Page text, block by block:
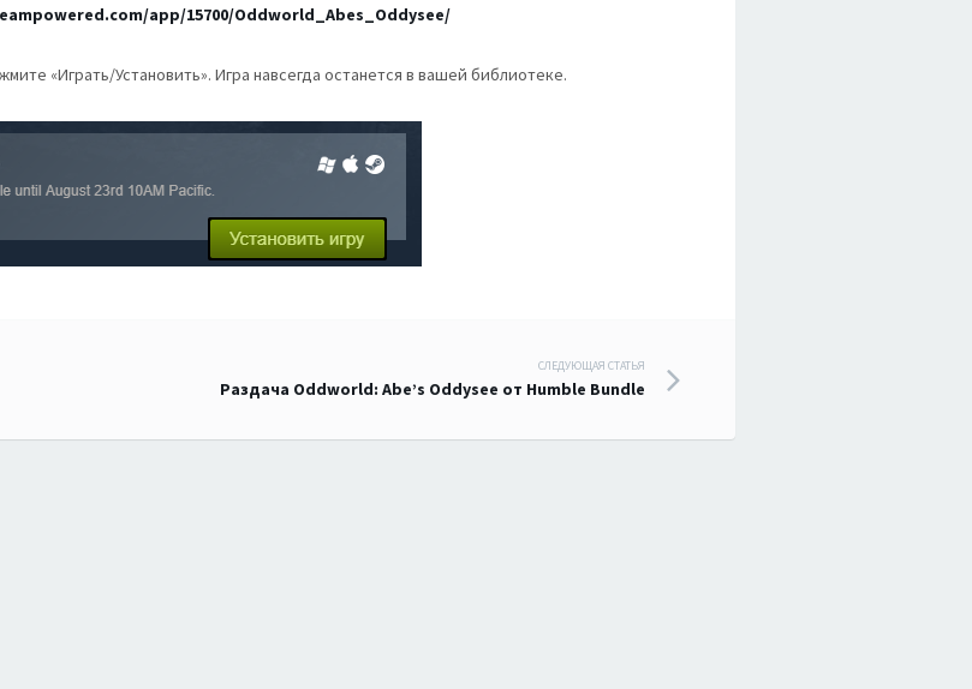
app/15700/Oddworld_Abes_Oddysee/
«Играть/Установить». Игра навсегда останется в вашей библиотеке.
СЛЕДУЮЩАЯ СТАТЬЯ
Раздача Oddworld: Abe’s Oddysee от Humble Bundle